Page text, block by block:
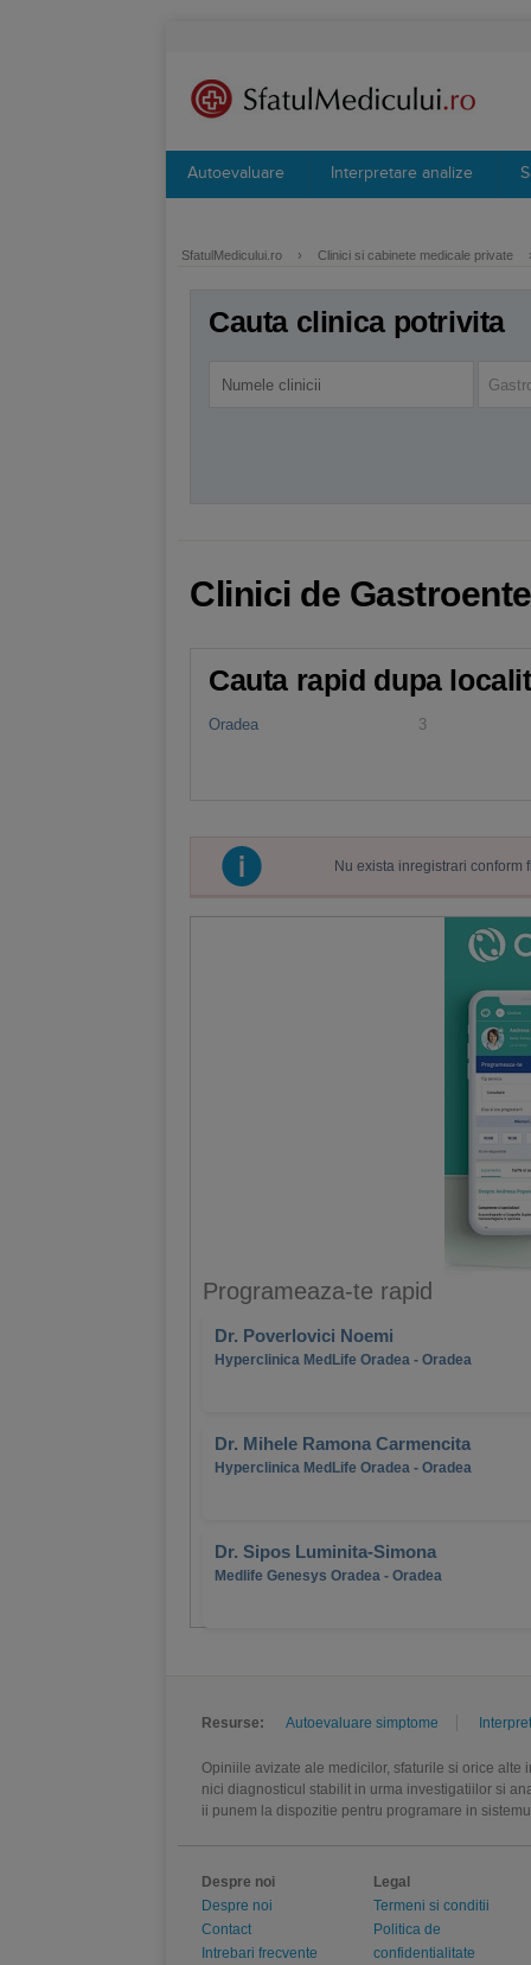
Autoevaluare Interpretare analize
SfatulMedicului.ro › Clinici si cabinete medicale private
Cauta clinica potrivita
Clinici de
Cauta rapid dupa
Oradea 3
Nu exista inregistrari
Programeaza-te rapid
Dr. Poverlovici Noemi
Hyperclinica MedLife Oradea - Oradea
Dr. Mihele Ramona Carmencita
Hyperclinica MedLife Oradea - Oradea
Dr. Sipos Luminita-Simona
Medlife Genesys Oradea - Oradea
Resurse: Autoevaluare simptome
Opiniile avizate ale medicilor, sfaturile si orice
nici diagnosticul stabilit in urma investigatiilor si
ii punem la dispozitie pentru programare in
Despre noi
Despre noi
Contact
Intrebari frecvente
Legal
Termeni si conditii
Politica de
confidentialitate